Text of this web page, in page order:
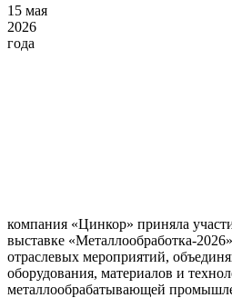
15 мая
2026
года
компания «Цинкор» приняла
выставке «Металлообработка-
отраслевых мероприятий,
оборудования, материалов и
металлообрабатывающей